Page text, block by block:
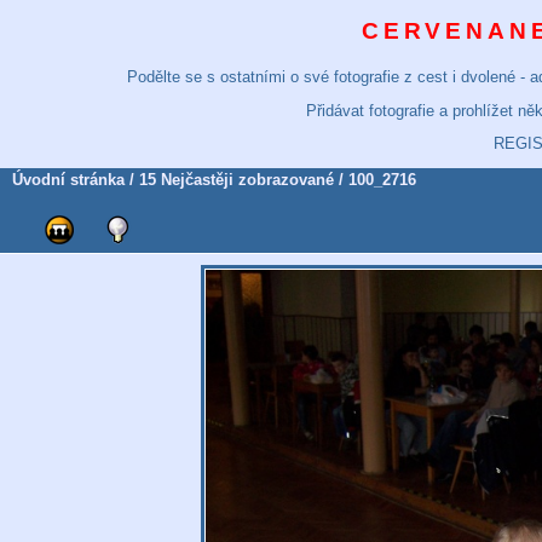
Podělte se s ostatními o své fotografie z cest i dvolené -
Přidávat fotografie a prohlížet
Úvodní stránka/ 15 Nejčastěji zobrazované / 100_2716